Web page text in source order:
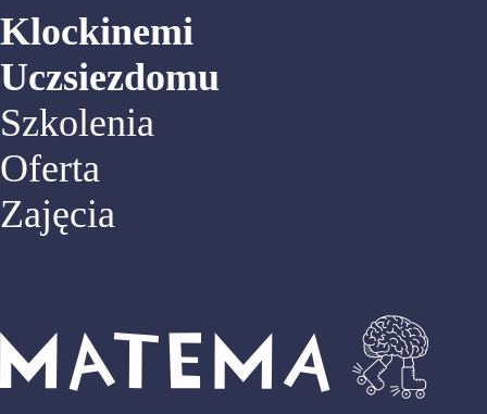
Klockinemi
Uczsiezdomu
Szkolenia
Oferta
Zajęcia